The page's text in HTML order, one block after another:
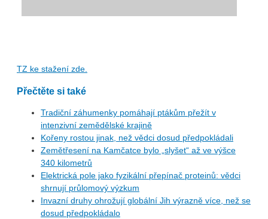
TZ ke stažení zde.
Přečtěte si také
Tradiční záhumenky pomáhají ptákům přežít v
intenzivní zemědělské krajině
Kořeny rostou jinak, než vědci dosud předpokládali
Zemětřesení na Kamčatce bylo „slyšet“ až ve výšce
340 kilometrů
Elektrická pole jako fyzikální přepínač proteinů: vědci
shrnují průlomový výzkum
Invazní druhy ohrožují globální Jih výrazně více, než se
dosud předpokládalo